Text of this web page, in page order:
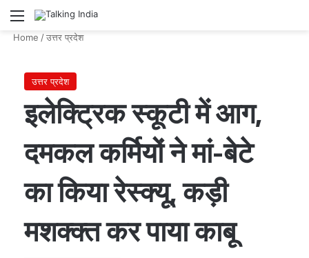
Menu
Home /उत्तर प्रदेश
उत्तर प्रदेश
इलेक्ट्रिक स्कूटी में आग,
दमकल कर्मियों ने मां-बेटे
का किया रेस्क्यू, कड़ी
मशक्क्त कर पाया काबू